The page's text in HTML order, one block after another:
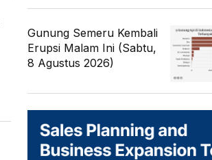
Gunung Semeru Kembali
Erupsi Malam Ini (Sabtu,
8 Agustus 2026)